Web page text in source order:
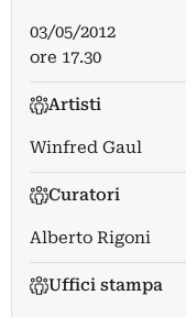
03/05/2012
ore 17.30
Artisti
Winfred Gaul
Curatori
Alberto Rigoni
Uffici stampa